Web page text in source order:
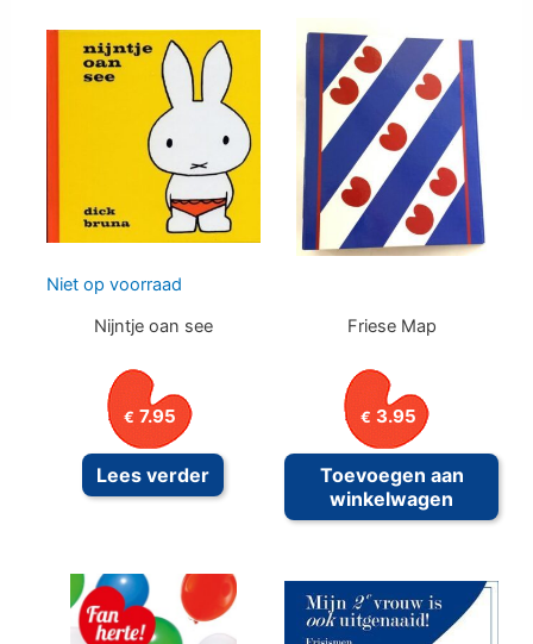
Niet op voorraad
Nijntje oan see
€ 7.95
Lees verder
Friese Map
€ 3.95
Toevoegen aan
winkelwagen